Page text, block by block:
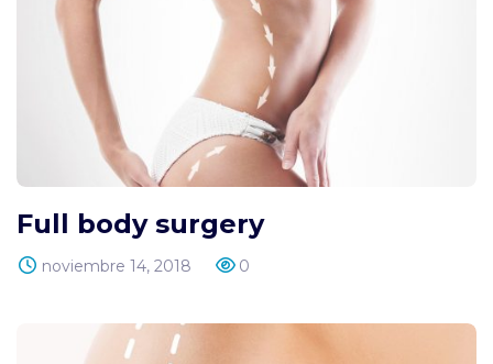
Full body surgery
noviembre 14, 2018 0